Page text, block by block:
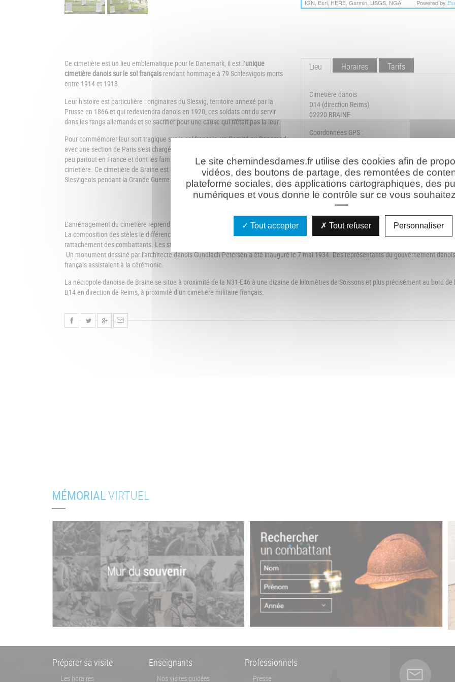
IGN, Esri, HERE, Garmin, USGS, NGA Powered by
Ce cimetière est un lieu emblématique pour le Danemark, il est l’unique
cimetière danois sur le sol français rendant hommage à 79 Schlesvigois morts
entre 1914 et 1918.
Leur histoire est particulière : originaires du Slesvig, territoire annexé par la
Prusse en 1866 et qui redeviendra danois en 1920, ces soldats ont du servir
dans les rangs allemands et se sacrifier pour une cause qui n'était pas la leur.
Pour commémorer leur sort tragique sur le sol français, un Comité au Danemark
avec une section de Paris s'est chargée de rassembler les corps enterrés un
peu partout en France et dont les familles désiraient le transfert dans un autre
cimetière. Ce cimetière de Braine est donc une sorte de symbole de la lutte des
Slesvigeois pendant la Grande Guerre.
Lieu Horaires Tarifs
Cimetière danois
D14 (direction Reims)
02220 BRAINE
Coordonnées GPS :
À la mémoiredes 6 combattantsinhumés
dans ce cimetière.
L’aménagement du cimetière reprend le modèle danois où le cimetière très boisé sert de parc à la population.
La composition des stèles le différencie des cimetières des autres nationalités: les stèles ne font ni mention de grade, ni référence à l’unité
rattachement des combattants. Les stèles en pierre blanche dévoilent davantage l’identité des hommes que leur appartenance militaire.
Un monument dessiné par l'architecte danois Gundlach-Petersen a été inauguré le 7 mai 1934. Des représentants du gouvernement
français assistaient à la cérémonie.
La nécropole danoise de Braine se situe à proximité de la N31-E46 à une dizaine de kilomètres de Soissons et plus précisément au bord de
D14 en direction de Reims, à proximité d’un cimetière militaire français.
MÉMORIALVIRTUEL
Menu
Préparer sa visite
Les horaires
Enseignants
Nos visites guidées
Professionnels
Presse
Le site chemindesdames.fr utilise des cookies afin de
vidéos, des boutons de partage, des remontées de
plateforme sociales, des applications cartographiques, des
numériques et vous donne le contrôle sur ce vous
Tout accepter Tout refuser Personnaliser